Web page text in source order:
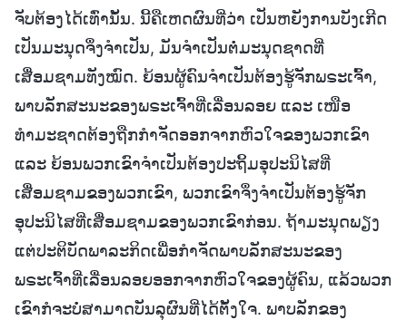
ຈັບຕ້ອງໄດ້ເທົ່ານັ້ນ. ນີ້ຄືເຫດຜົນທີ່ວ່າ ເປັນຫຍັງການບັງເກີດ
ເປັນມະນຸດຈຶ່ງຈຳເປັນ, ມັນຈຳເປັນຕໍ່ມະນຸດຊາດທີ່
ເສື່ອມຊາມທັງໝົດ. ຍ້ອນຜູ້ຄົນຈຳເປັນຕ້ອງຮູ້ຈັກພຣະເຈົ້າ,
ພາບລັກສະນະຂອງພຣະເຈົ້າທີ່ເລື່ອນລອຍ ແລະ ເໜືອ
ທຳມະຊາດຕ້ອງຖືກກຳຈັດອອກຈາກຫົວໃຈຂອງພວກເຂົາ
ແລະ ຍ້ອນພວກເຂົາຈຳເປັນຕ້ອງປະຖິ້ມອຸປະນິໄສທີ່
ເສື່ອມຊາມຂອງພວກເຂົາ, ພວກເຂົາຈຶ່ງຈໍາເປັນຕ້ອງຮູ້ຈັກ
ອຸປະນິໄສທີ່ເສື່ອມຊາມຂອງພວກເຂົາກ່ອນ. ຖ້າມະນຸດພຽງ
ແຕ່ປະຕິບັດພາລະກິດເພື່ອກຳຈັດພາບລັກສະນະຂອງ
ພຣະເຈົ້າທີ່ເລື່ອນລອຍອອກຈາກຫົວໃຈຂອງຜູ້ຄົນ, ແລ້ວພວກ
ເຂົາກໍຈະບໍ່ສາມາດບັນລຸຜົນທີ່ໄດ້ຕັ້ງໃຈ. ພາບລັກຂອງ